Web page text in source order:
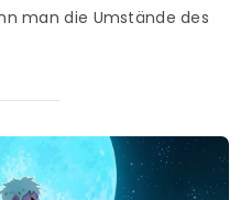
man die Umstände des